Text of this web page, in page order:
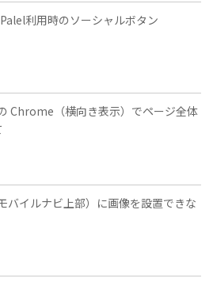
利用時のソーシャルボタン
Chrome（横向き表示）でページ全体
バイルナビ上部）に画像を設置できな